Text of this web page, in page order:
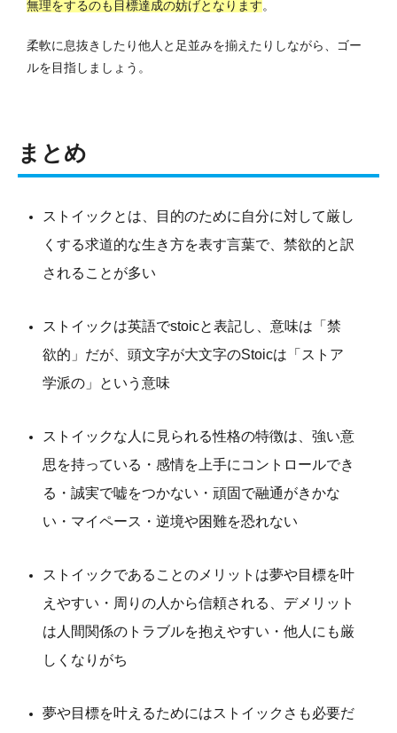
無理をするのも目標達成の妨げとなります。
柔軟に息抜きしたり他人と足並みを揃えたりしながら、ゴー
ルを目指しましょう。
まとめ
ストイックとは、目的のために自分に対して厳し
くする求道的な生き方を表す言葉で、禁欲的と訳
されることが多い
ストイックは英語でstoicと表記し、意味は「禁
欲的」だが、頭文字が大文字のStoicは「ストア
学派の」という意味
ストイックな人に見られる性格の特徴は、強い意
思を持っている・感情を上手にコントロールでき
る・誠実で嘘をつかない・頑固で融通がきかな
い・マイペース・逆境や困難を恐れない
ストイックであることのメリットは夢や目標を叶
えやすい・周りの人から信頼される、デメリット
は人間関係のトラブルを抱えやすい・他人にも厳
しくなりがち
夢や目標を叶えるためにはストイックさも必要だ